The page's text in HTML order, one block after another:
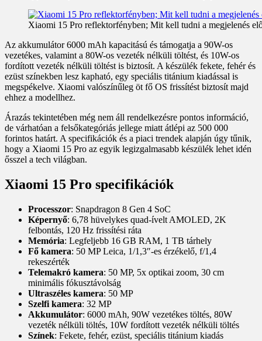
Xiaomi 15 Pro reflektorfényben; Mit kell tudni a megjelenés
Az akkumulátor 6000 mAh kapacitású és támogatja a 90W-os
vezetékes, valamint a 80W-os vezeték nélküli töltést, és 10W-os
fordított vezeték nélküli töltést is biztosít. A készülék fekete, fehér és
ezüst színekben lesz kapható, egy speciális titánium kiadással is
megspékelve. Xiaomi valószínűleg öt fő OS frissítést biztosít majd
ehhez a modellhez.
Árazás tekintetében még nem áll rendelkezésre pontos információ,
de várhatóan a felsőkategóriás jellege miatt átlépi az 500 000
forintos határt. A specifikációk és a piaci trendek alapján úgy tűnik,
hogy a Xiaomi 15 Pro az egyik legizgalmasabb készülék lehet idén
ősszel a tech világban.
Xiaomi 15 Pro specifikációk
Processzor: Snapdragon 8 Gen 4 SoC
Képernyő: 6,78 hüvelykes quad-ívelt AMOLED, 2K
felbontás, 120 Hz frissítési ráta
Memória: Legfeljebb 16 GB RAM, 1 TB tárhely
Fő kamera: 50 MP Leica, 1/1,3″-es érzékelő, f/1,4
rekeszérték
Telemakró kamera: 50 MP, 5x optikai zoom, 30 cm
minimális fókusztávolság
Ultraszéles kamera: 50 MP
Szelfi kamera: 32 MP
Akkumulátor: 6000 mAh, 90W vezetékes töltés, 80W
vezeték nélküli töltés, 10W fordított vezeték nélküli töltés
Színek: Fekete, fehér, ezüst, speciális titánium kiadás